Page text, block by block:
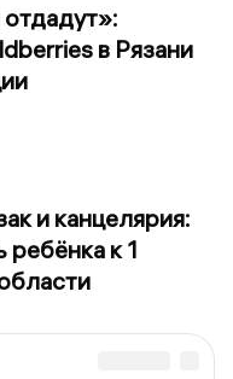
в Рязани
и канцелярия:
ребёнка к 1